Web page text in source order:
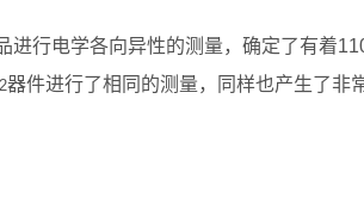
进行电学各向异性的测量，确定了有着
器件进行了相同的测量，同样也产生了非